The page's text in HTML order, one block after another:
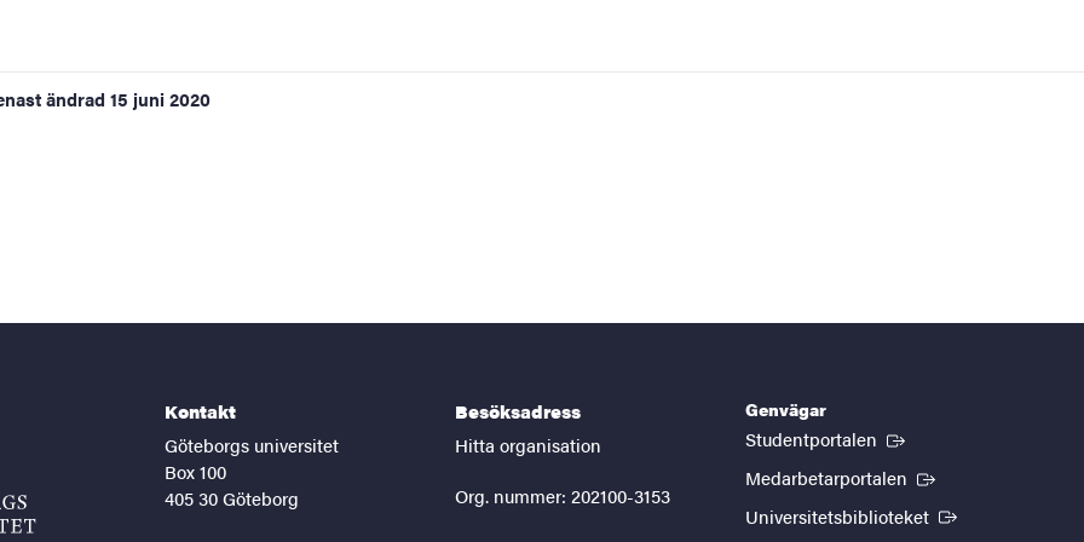
ändrad 15 juni 2020
Kontakt
Göteborgs universitet
Box 100
405 30 Göteborg
Besöksadress
Hitta organisation
Org. nummer: 202100-3153
Genvägar
Studentportalen (Extern länk)
Medarbetarportalen (Extern länk)
Universitetsbiblioteket (Extern länk)